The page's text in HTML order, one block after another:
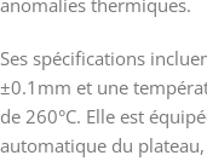
anomalies thermiques.
Ses spécifications
±0.1mm et une
de 260°C. Elle est
automatique du